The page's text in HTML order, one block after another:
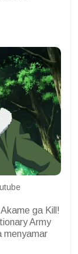
ga Kill!
Army
menyamar